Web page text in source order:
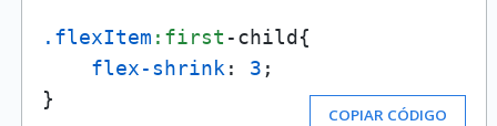
.flexItem :first -child{
flex-shrink : 3 ;
}
COPIAR CÓDIGO